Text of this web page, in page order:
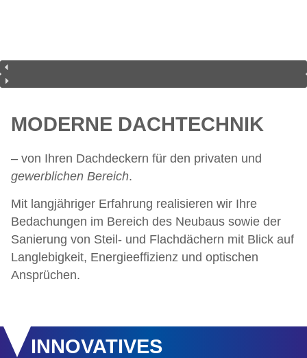
MODERNE DACHTECHNIK
– von Ihren Dachdeckern für den privaten und
gewerblichen Bereich.
Mit langjähriger Erfahrung realisieren wir Ihre
Bedachungen im Bereich des Neubaus sowie der
Sanierung von Steil- und Flachdächern mit Blick auf
Langlebigkeit, Energieeffizienz und optischen
Ansprüchen.
INNOVATIVES